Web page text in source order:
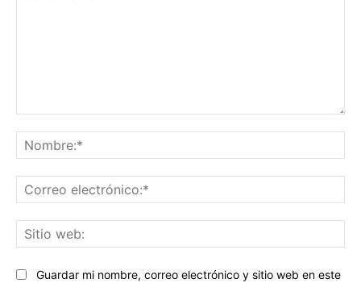
Guardar mi nombre, correo electrónico y sitio web en este